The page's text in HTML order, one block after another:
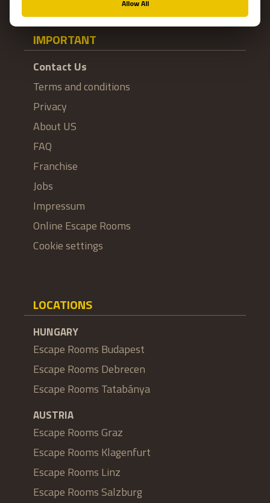
IMPORTANT
Contact Us
Terms and conditions
Privacy
About US
FAQ
Franchise
Jobs
Impressum
Online Escape Rooms
Cookie settings
LOCATIONS
HUNGARY
Escape Rooms Budapest
Escape Rooms Debrecen
Escape Rooms Tatabánya
AUSTRIA
Escape Rooms Graz
Escape Rooms Klagenfurt
Escape Rooms Linz
Escape Rooms Salzburg